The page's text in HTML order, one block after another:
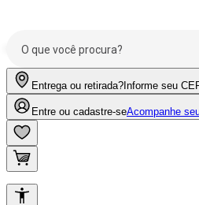
Entrega ou retirada? Informe seu
Entre ou cadastre-seAcompanhe